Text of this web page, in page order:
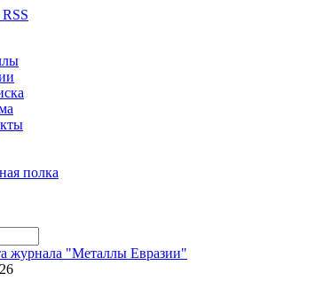
полка
журнала "Металлы Евразии"